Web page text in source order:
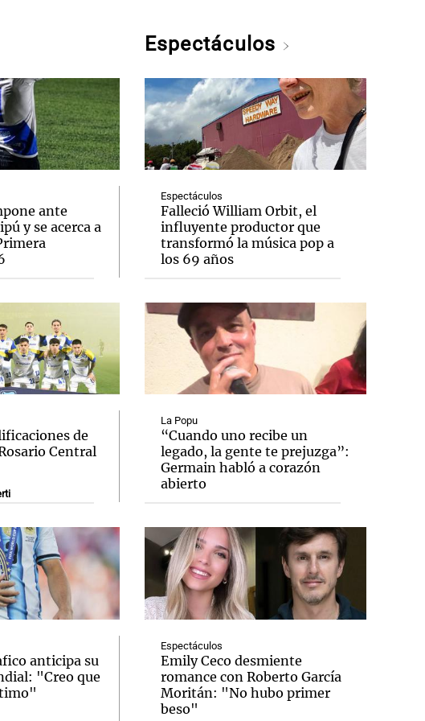
ante
y se acerca a
de
Central
anticipa su
"Creo que
Espectáculos
Espectáculos
Falleció William Orbit, el
influyente productor que
transformó la música pop a
los 69 años
La Popu
“Cuando uno recibe un
legado, la gente te prejuzga”:
Germain habló a corazón
abierto
Espectáculos
Emily Ceco desmiente
romance con Roberto García
Moritán: "No hubo primer
beso"
Cadena 3 en Groenlandia
Notas